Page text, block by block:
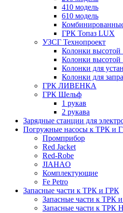
410 модель
610 модель
ГРК Топаз LUX
УЗСГ Технопроект
Колонки высотой
Колонки высотой
Колонки для
Колонки для
ГРК ЛИВЕНКА
ГРК Шельф
1 рукав
2 рукава
Зарядные станции для
Погружные насосы к ТРК и
Промприбор
Red Jacket
Red-Robe
JIAHAO
Комплектующие
Fe Petro
Запасные части к ТРК и ГРК
Запасные части к
Запасные части к ТРК